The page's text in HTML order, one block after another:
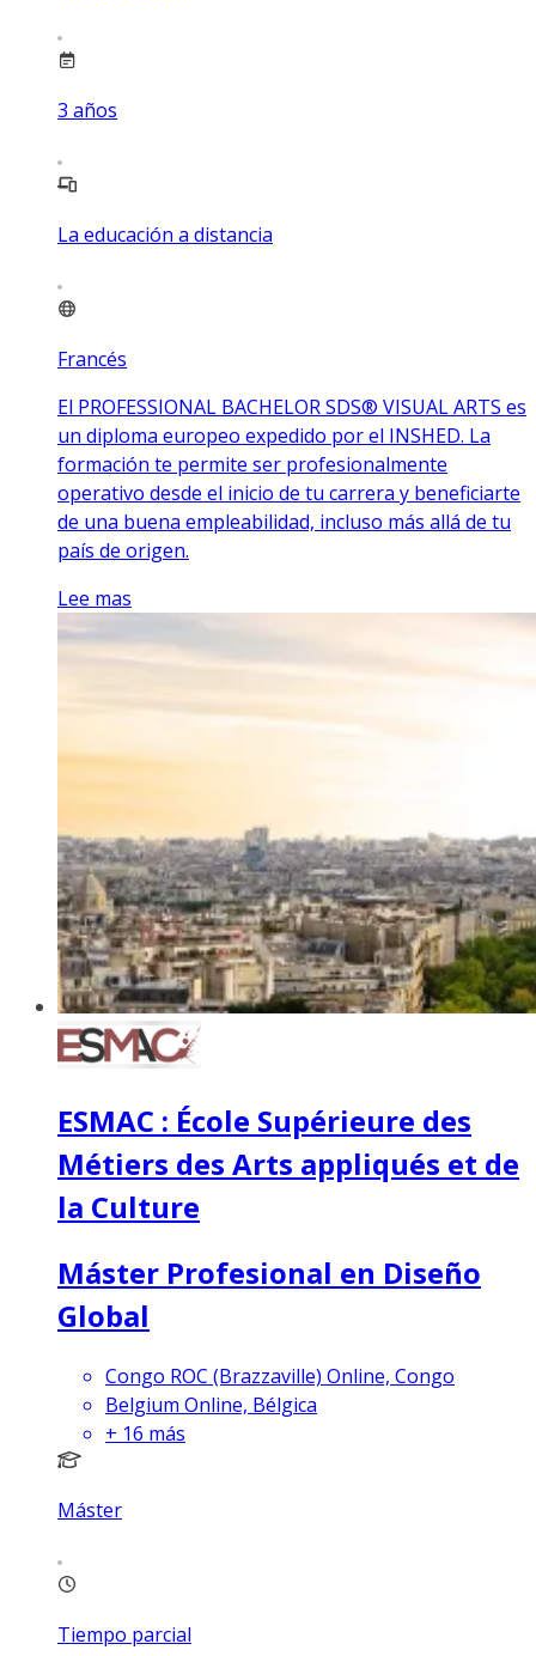
3 años
La educación a distancia
Francés
El PROFESSIONAL BACHELOR SDS® VISUAL ARTS es
un diploma europeo expedido por el INSHED. La
formación te permite ser profesionalmente
operativo desde el inicio de tu carrera y beneficiarte
de una buena empleabilidad, incluso más allá de tu
país de origen.
Lee mas
ESMAC : École Supérieure des
Métiers des Arts appliqués et de
la Culture
Máster Profesional en Diseño
Global
Congo ROC (Brazzaville) Online, Congo
Belgium Online, Bélgica
+ 16 más
Máster
Tiempo parcial